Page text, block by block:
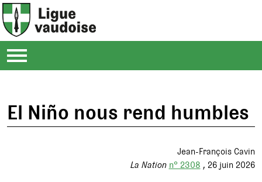
El Niño nous rend humbles
Jean-François Cavin
La Nation n° 2308 26 juin 2026